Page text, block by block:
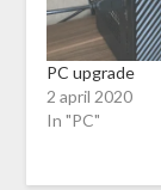
PC upgrade
2 april 2020
In "PC"